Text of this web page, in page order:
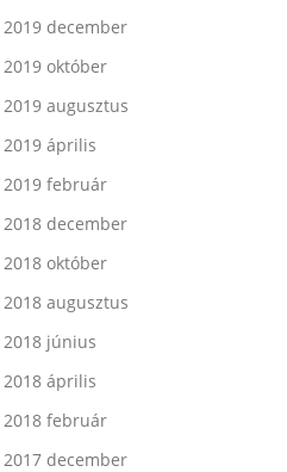
2019 december
2019 október
2019 augusztus
2019 április
2019 február
2018 december
2018 október
2018 augusztus
2018 június
2018 április
2018 február
2017 december